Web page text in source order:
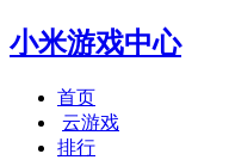
小米游戏中心
首页
云游戏
排行